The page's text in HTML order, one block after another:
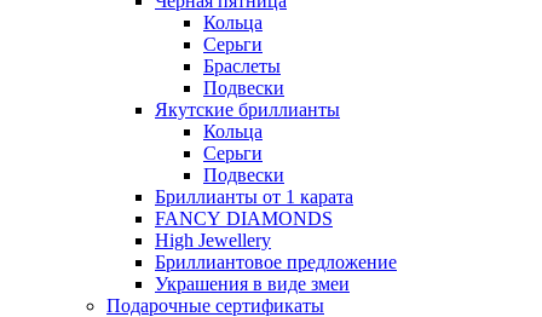
Кольца
Серьги
Браслеты
Подвески
Якутские бриллианты
Кольца
Серьги
Подвески
Бриллианты от 1 карата
FANCY DIAMONDS
High Jewellery
Бриллиантовое предложение
Украшения в виде змеи
Подарочные сертификаты